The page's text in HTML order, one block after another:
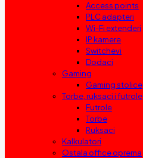
Access points
PLC adapteri
Wi-Fi extenderi
IP kamere
Switchevi
Dodaci
Gaming
Gaming stolice
Torbe, ruksaci i futrole
Futrole
Torbe
Ruksaci
Kalkulatori
Ostala office oprema